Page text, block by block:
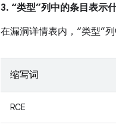
3. “类型”列中的条目表示
在漏洞详情表内，“类型”
缩写词
RCE